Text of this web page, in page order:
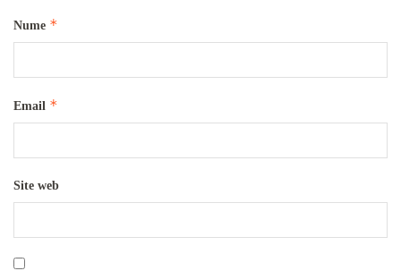
Nume *
Email *
Site web